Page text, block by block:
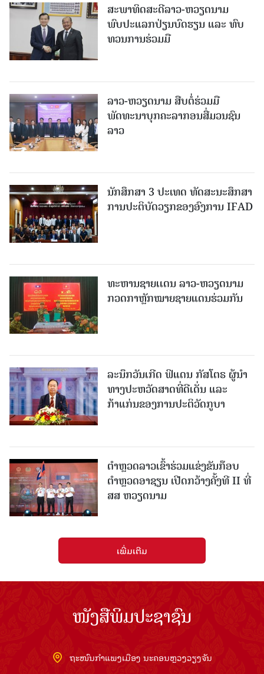
ສະພາທິດສະດີລາວ-ຫວຽດນາມ
ພົບປະແລກປ່ຽນບົດຮຽນ ແລະ ທົບ
ທວນການຮ່ວມມື
ລາວ-ຫວຽດ​ນາມ ສືບ​ຕໍ່​ຮ່ວມ​ມື
ພັດທະນາບຸກຄະລາກອນສື່ມວນຊົນ
ລາວ
ນັກສຶກສາ 3 ປະເທດ ທັດ​ສະ​ນະ​ສຶກ​ສາ
ການປະຕິບັດວຽກຂອງອົງການ IFAD
ທະຫານຊາຍເເດນ ລາວ-ຫວຽດນາມ
ກວດກາຫຼັກໝາຍຊາຍແດນຮ່ວມກັນ
ລະນຶກວັນເກີດ ຟິແດນ ກັສໂຕຣ ຜູ້ນຳ
ທາງປະຫວັດສາດທີ່ດີເດັ່ນ ແລະ
ກ້າແກ່ນຂອງການປະຕິວັດກູບາ
ຕຳຫຼວດລາວເຂົ້າຮ່ວມແຂ່ງຂັນກ໊ອບ
ຕຳຫຼວດອາຊຽນ ເປີດກວ້າງຄັ້ງທີ II ທີ່
ສສ ຫວຽດນາມ
ເພີ່ມເຕີມ
ໜັງສືພິມປະຊາຊົນ
ຖະໜົນກຳແພງເມືອງ ນະຄອນຫຼວງວຽງຈັນ